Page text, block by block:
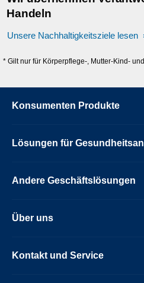
Handeln
Unsere Nachhaltigkeitsziele lesen
* Gilt nur für Körperpflege-, Mutter-Kind-
Konsumenten Produkte
Lösungen für
Andere Geschäftslösungen
Über uns
Kontakt und Service